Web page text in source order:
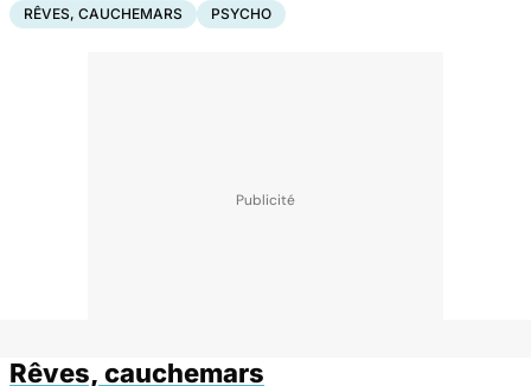
RÊVES, CAUCHEMARS PSYCHO
Rêves, cauchemars